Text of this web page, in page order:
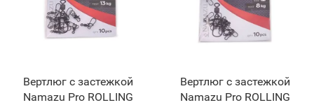
Вертлюг с застежкой
Namazu Pro ROLLING
Вертлюг с застежкой
Namazu Pro ROLLING